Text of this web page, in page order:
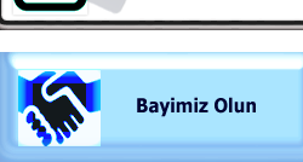
Beton Test Cihazları
Impact Test Cihazları
Plastik Test Cihazları